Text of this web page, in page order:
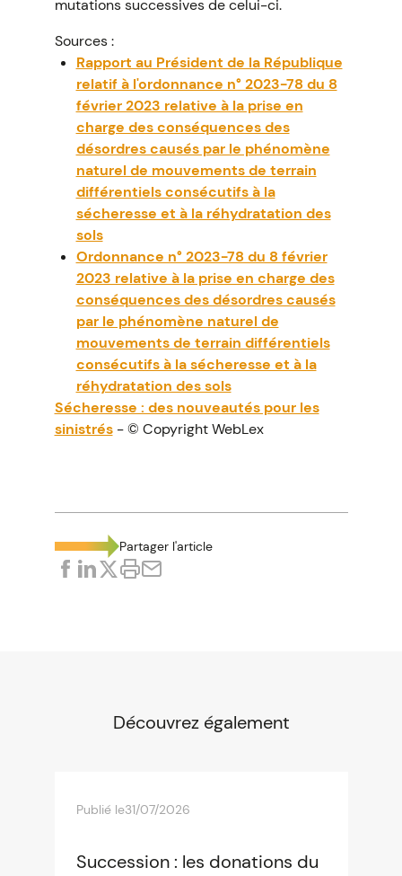
mutations successives de celui-ci.
Sources :
Rapport au Président de la République
relatif à l'ordonnance n° 2023-78 du 8
février 2023 relative à la prise en
charge des conséquences des
désordres causés par le phénomène
naturel de mouvements de terrain
différentiels consécutifs à la
sécheresse et à la réhydratation des
sols
Ordonnance n° 2023-78 du 8 février
2023 relative à la prise en charge des
conséquences des désordres causés
par le phénomène naturel de
mouvements de terrain différentiels
consécutifs à la sécheresse et à la
réhydratation des sols
Sécheresse : des nouveautés pour les
sinistrés- © Copyright WebLex
Partager l'article
Découvrez également
Publié le31/07/2026
Succession : les donations du